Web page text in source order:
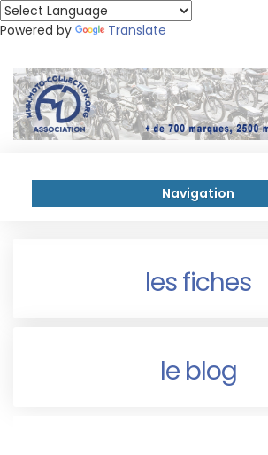
Powered by Translate
Navigation
les fiches
le blog